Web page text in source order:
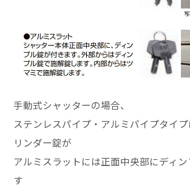
手動式シャッターの場合、
ステンレスパイプ・アルミパイプタイ
リンダー錠が
アルミスラットには正面中央部にディ
す